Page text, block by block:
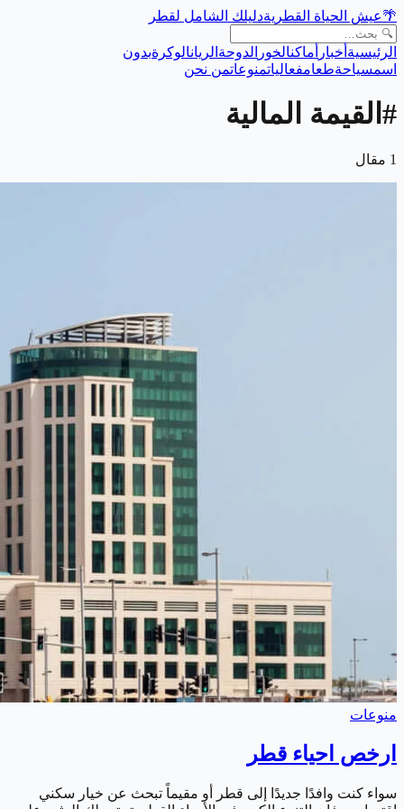
🌴عيش الحياة القطريةدليلك الشامل لقطر
الرئيسية أخبار أماكنالخور الدوحة الريانالوكرةبدون
اسمسياحةطعامفعالياتمنوعاتمن نحن
# القيمة المالية
1 مقال
منوعات
ارخص احياء قطر
سواء كنت وافدًا جديدًا إلى قطر أو مقيماً تبحث عن خيار سكني